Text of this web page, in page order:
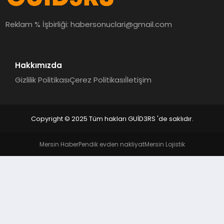
MAGAZIN
Reklam % İşbirliği:habersonuclari@gmail.com
Hakkımızda
Gizlilik PolitikasıÇerez Politikasıİletişim
Copyright © 2025 Tüm hakları GUİD3RS 'de saklıdır.
Mersin HaberPendik evden nakliyatMersin Lojistik